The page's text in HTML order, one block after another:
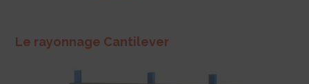
Le rayonnage Cantilever